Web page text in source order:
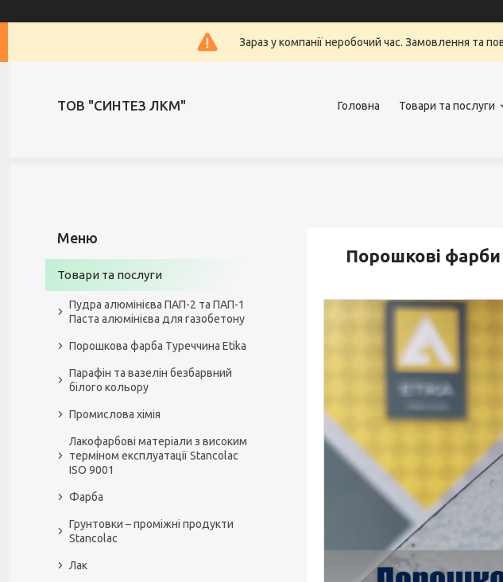
Зараз у компанії неробочий час. Замовлення та
ТОВ "СИНТЕЗ ЛКМ" Головна Товари та послуги
Порошкові фарби
Товари та послуги
Пудра алюмінієва ПАП-2 та ПАП-1
Паста алюмінієва для газобетону
Порошкова фарба Туреччина Etika
Парафін та вазелін безбарвний
білого кольору
Промислова хімія
Лакофарбові матеріали з високим
терміном експлуатації Stancolac
ISO 9001
Фарба
Грунтовки – проміжні продукти
Stancolac
Лак